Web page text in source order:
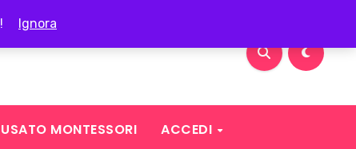
! Ignora
USATO MONTESSORI ACCEDI